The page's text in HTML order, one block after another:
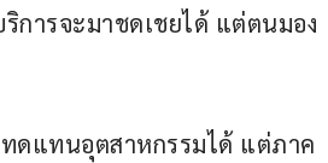
การจะมาชดเชยได้ แต่ตนมอง
ดแทนอุตสาหกรรมได้ แต่ภาค